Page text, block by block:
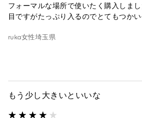
フォーマルな場所で使いたく購入しま
目ですがたっぷり入るのでとてもつかい
ruka女性埼玉県
もう少し大きいといいな